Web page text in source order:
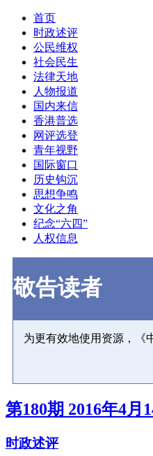
首页
时政述评
公民维权
社会民生
法律天地
人物报道
国内来信
香港普选
网评选登
青年视野
国际窗口
历史钩沉
思想争鸣
文化之角
纪念“六四”
人权信息
敬告读者
为更有效地使用资源，《
第180期 2016年4月
时政述评